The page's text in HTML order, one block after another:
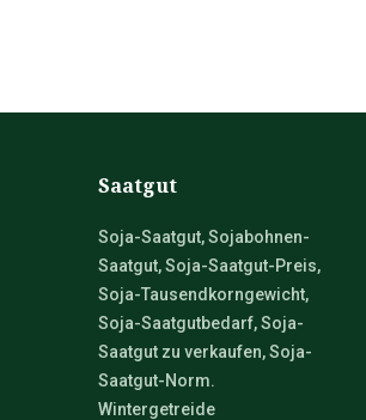
Saatgut
Soja-Saatgut, Sojabohnen-
Saatgut, Soja-Saatgut-Preis,
Soja-Tausendkorngewicht,
Soja-Saatgutbedarf, Soja-
Saatgut zu verkaufen, Soja-
Saatgut-Norm.
Wintergetreide